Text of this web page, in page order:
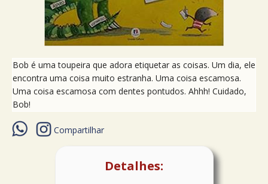
Bob é uma toupeira que adora etiquetar as coisas. Um dia, ele
encontra uma coisa muito estranha. Uma coisa escamosa.
Uma coisa escamosa com dentes pontudos. Ahhh! Cuidado,
Bob!
Compartilhar
Detalhes: